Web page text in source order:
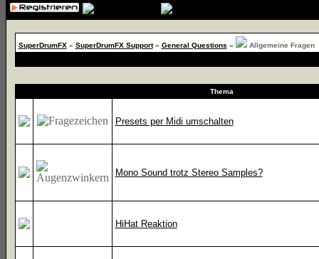
SuperDrumFX» SuperDrumFX Support» General Questions » Allgemeine Fragen
Thema
Presets per Midi umschalten
Mono Sound trotz Stereo Samples?
HiHat Reaktion